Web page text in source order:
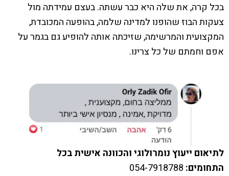
בכל קרה, את שלה היא כבר עשתה. בעצם עמידתה מול
צעקות הבוז שהופנו למדינה שלמה, בהופעה המכובדת,
המקצועית והמרשימה, שזיכתה אותה להופיע גם בגמר על
אפם וחמתם של כל צרינו.
לתיאום ייעוץ נומרולוגי והכוונה אישית בכל
התחומים: 054-7918788